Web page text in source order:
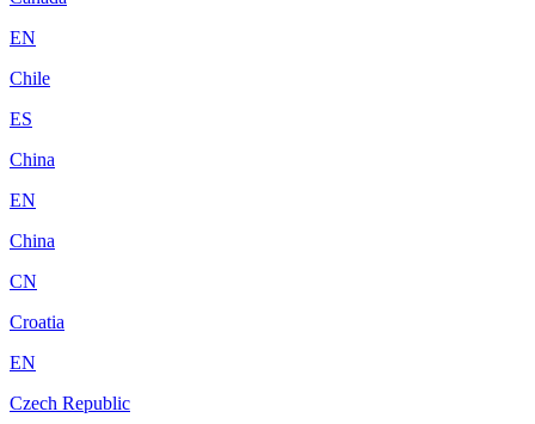
EN
Chile
ES
China
EN
China
CN
Croatia
EN
Czech Republic